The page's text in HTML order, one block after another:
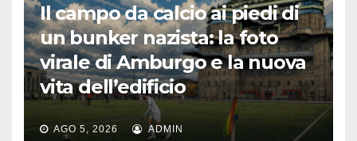
Il campo da calcio ai piedi di
un bunker nazista: la foto
virale di Amburgo e la nuova
vita dell’edificio
AGO 5, 2026 ADMIN